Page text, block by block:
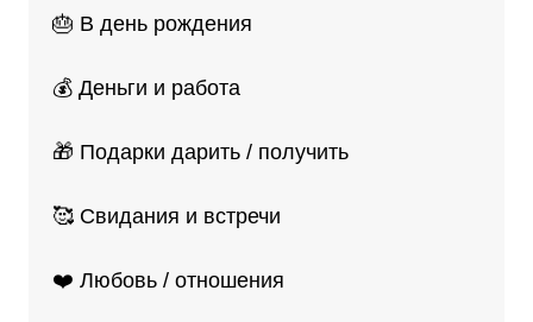
🎂 В день рождения
💰 Деньги и работа
🎁 Подарки дарить / получить
🥰 Свидания и встречи
❤️ Любовь / отношения